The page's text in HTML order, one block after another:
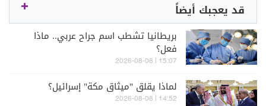
قد يعجبك أيضاً
بريطانيا تشطب اسم جراح عربي.. ماذا
فعل؟
15:07 | 2026-08-08
لماذا يقلق "ميثاق مكة" إسرائيل؟
14:52 | 2026-08-08